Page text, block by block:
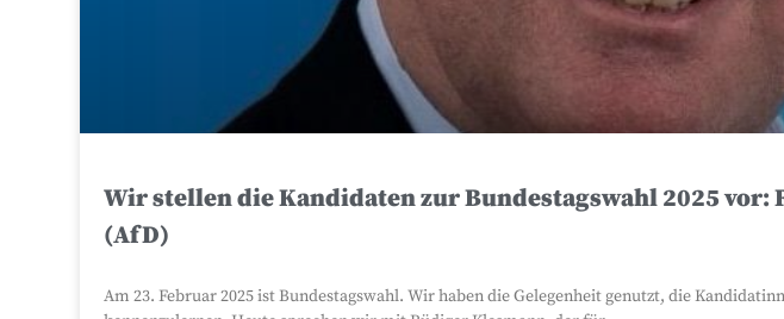
Wir stellen die Kandidaten zur Bundestagswahl 2025 vor:
(AfD)
Am 23. Februar 2025 ist Bundestagswahl. Wir haben die Gelegenheit genutzt, die